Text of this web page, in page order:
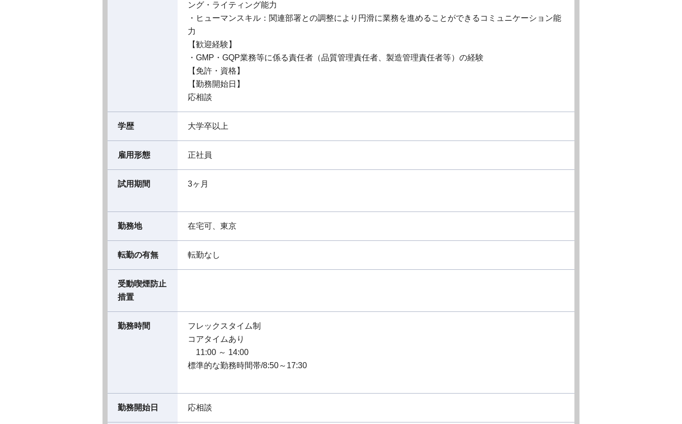
ング・ライティング能力
・ヒューマンスキル：関連部署との調整により円滑に業務を進めることができるコミュニケーション能
力
【歓迎経験】
・GMP・GQP業務等に係る責任者（品質管理責任者、製造管理責任者等）の経験
【免許・資格】
【勤務開始日】
応相談
学歴 大学卒以上
雇用形態 正社員
試用期間 3ヶ月
勤務地 在宅可、東京
転勤の有無 転勤なし
受動喫煙防止
措置
勤務時間
フレックスタイム制
コアタイムあり
11:00 ～ 14:00
標準的な勤務時間帯/8:50～17:30
勤務開始日 応相談